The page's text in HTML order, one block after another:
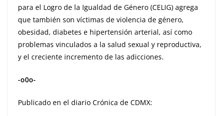
para el Logro de la Igualdad de Género (CELIG) agrega
que también son víctimas de violencia de género,
obesidad, diabetes e hipertensión arterial, así como
problemas vinculados a la salud sexual y reproductiva,
y el creciente incremento de las adicciones.
-o0o-
Publicado en el diario Crónica de CDMX: